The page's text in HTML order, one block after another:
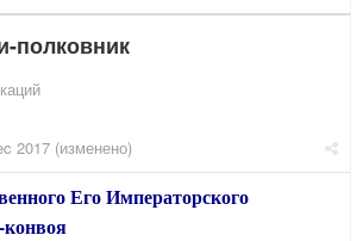
полковник
2017 (изменено)
Его Императорского